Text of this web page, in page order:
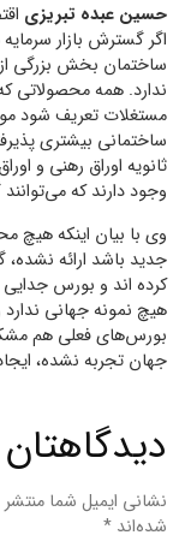
حسین عبده تبریزی
اگر گسترش بازار
ساختمان بخش بزرگی از
ندارد. همه محصولاتی
مستغلات تعریف شود
ساختمانی بیشتری
ثانویه اوراق رهنی و
وجود دارند که
وی با بیان اینکه هیچ
جدید باشد ارائه
کرده اند و بورس
هیچ نمونه جهانی
بورس‌های فعلی هم
جهان تجربه نشده،
نشانی ایمیل شما
شده‌اند *